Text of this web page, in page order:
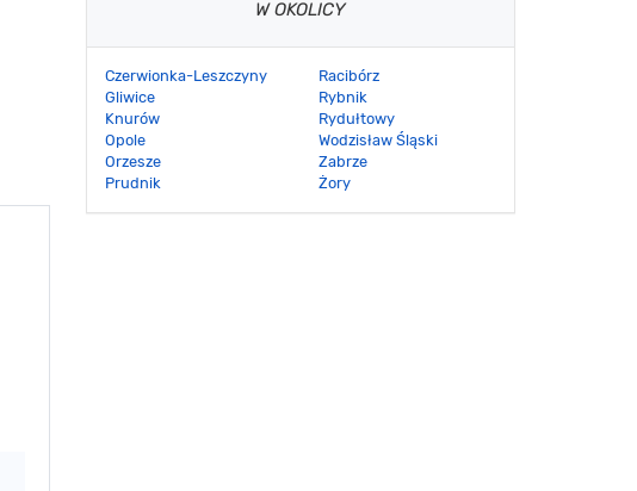
W OKOLICY
Czerwionka-Leszczyny
Gliwice
Knurów
Opole
Orzesze
Prudnik
Racibórz
Rybnik
Rydułtowy
Wodzisław Śląski
Zabrze
Żory